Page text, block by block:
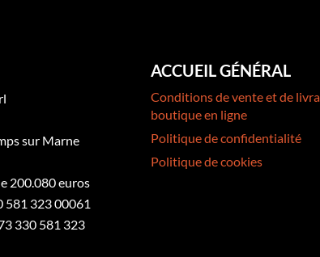
sur Marne
200.080 euros
581 323 00061
330 581 323
ACCUEIL GÉNÉRAL
Conditions de vente et de
boutique en ligne
Politique de confidentialité
Politique de cookies